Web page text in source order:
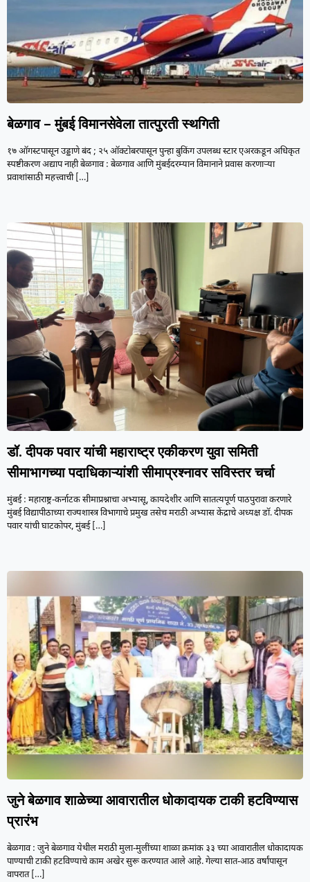
बेळगाव – मुंबई विमानसेवेला तात्पुरती स्थगिती
१७ ऑगस्टपासून उड्डाणे बंद ; २५ ऑक्टोबरपासून पुन्हा बुकिंग उपलब्ध स्टार एअरकडून अधिकृत
स्पष्टीकरण अद्याप नाही बेळगाव : बेळगाव आणि मुंबईदरम्यान विमानाने प्रवास करणाऱ्या
प्रवाशांसाठी महत्त्वाची[…]
डॉ. दीपक पवार यांची महाराष्ट्र एकीकरण युवा समिती
सीमाभागच्या पदाधिकाऱ्यांशी सीमाप्रश्नावर सविस्तर चर्चा
मुंबई : महाराष्ट्र-कर्नाटक सीमाप्रश्नाचा अभ्यासू, कायदेशीर आणि सातत्यपूर्ण पाठपुरावा करणारे
मुंबई विद्यापीठाच्या राज्यशास्त्र विभागाचे प्रमुख तसेच मराठी अभ्यास केंद्राचे अध्यक्ष डॉ. दीपक
पवार यांची घाटकोपर, मुंबई[…]
जुने बेळगाव शाळेच्या आवारातील धोकादायक टाकी हटविण्यास
प्रारंभ
बेळगाव : जुने बेळगाव येथील मराठी मुला-मुलींच्या शाळा क्रमांक ३३ च्या आवारातील धोकादायक
पाण्याची टाकी हटविण्याचे काम अखेर सुरू करण्यात आले आहे. गेल्या सात-आठ वर्षांपासून
वापरात[…]